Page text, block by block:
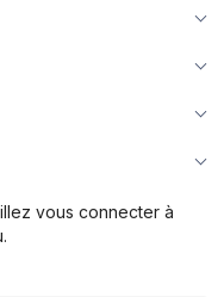
***
***
***
***
vous connecter à